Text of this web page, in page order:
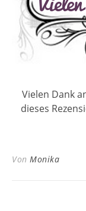
Vielen Dank
dieses
Von Monika